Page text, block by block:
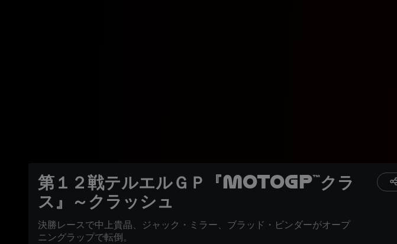
第１２戦テルエルＧＰ『MotoGP™クラ
ス』～クラッシュ
決勝レースで中上貴晶、ジャック・ミラー、ブラッド・ビンダーがオープ
ニングラップで転倒。